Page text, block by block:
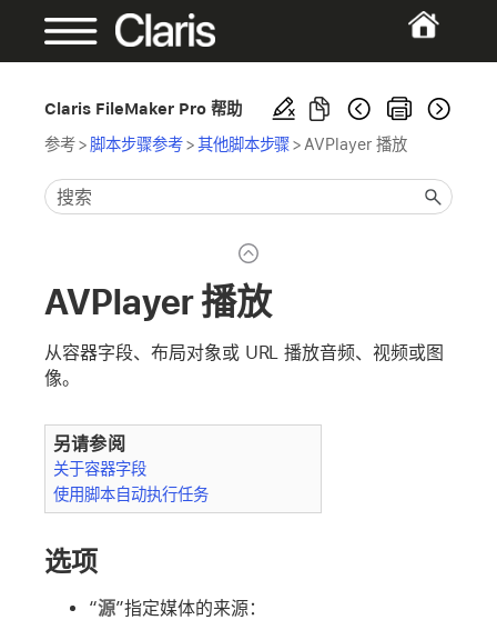
Claris FileMaker Pro 帮助
参考> 脚本步骤参考>其他脚本步骤> AVPlayer 播放
AVPlayer 播放
从容器字段、布局对象或 URL 播放音频、视频或图
像。
另请参阅
关于容器字段
使用脚本自动执行任务
选项
“源”指定媒体的来源：